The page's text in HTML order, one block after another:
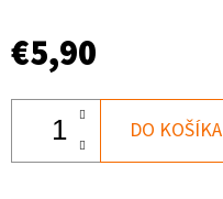
€5,90
DO KOŠÍKA